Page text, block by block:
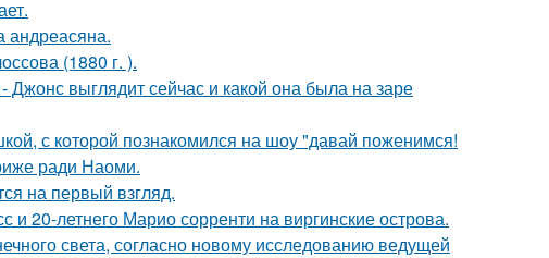
андреасяна.
(1880 г. ).
Джонс выглядит сейчас и какой она была на заре
с которой познакомился на шоу "давай поженимся!
ради Наоми.
на первый взгляд.
20-летнего Марио сорренти на виргинские острова.
света, согласно новому исследованию ведущей